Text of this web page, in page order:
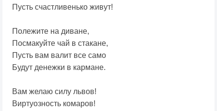
Пусть счастливенько живут!
Полежите на диване,
Посмакуйте чай в стакане,
Пусть вам валит все само
Будут денежки в кармане.
Вам желаю силу львов!
Виртуозность комаров!